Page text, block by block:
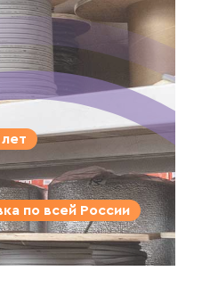
по всей России